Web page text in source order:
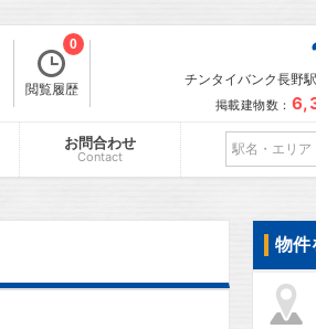
閲覧履歴
0
チンタイバンク長野
掲載建物数：
お問合わせ
Contact
物件